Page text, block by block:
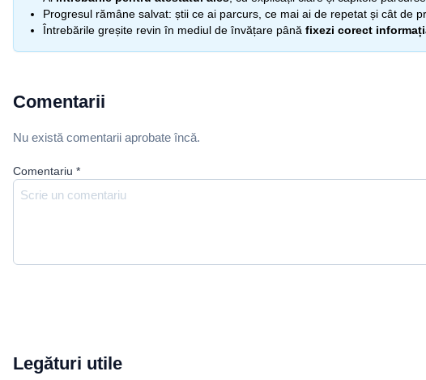
Progresul rămâne salvat: știi ce ai parcurs, ce mai ai de repetat și cât de
Întrebările greșite revin în mediul de învățare până fixezi corect
Comentarii
Nu există comentarii aprobate încă.
Comentariu *
Legături utile